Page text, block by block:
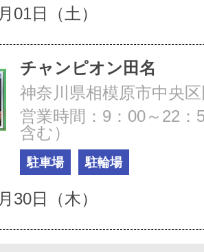
01日（土）
チャンピオン田名
神奈川県相模原市中央
営業時間：9：00～22：
含む）
駐車場 駐輪場
30日（木）